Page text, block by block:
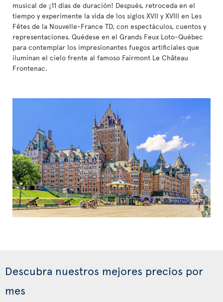
musical de ¡11 días de duración! Después, retroceda en el
tiempo y experimente la vida de los siglos XVII y XVIII en Les
Fêtes de la Nouvelle-France TD, con espectáculos, cuentos y
representaciones. Quédese en el Grands Feux Loto-Québec
para contemplar los impresionantes fuegos artificiales que
iluminan el cielo frente al famoso Fairmont Le Château
Frontenac.
Descubra nuestros mejores precios por
mes